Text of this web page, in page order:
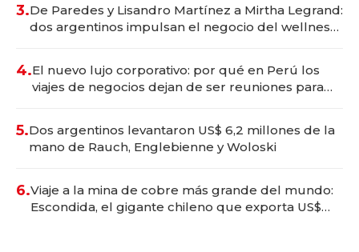
3.De Paredes y Lisandro Martínez a Mirtha Legrand:
dos argentinos impulsan el negocio del wellness
4.El nuevo lujo corporativo: por qué en Perú los
viajes de negocios dejan de ser reuniones para
5.Dos argentinos levantaron US$ 6,2 millones de la
mano de Rauch, Englebienne y Woloski
6.Viaje a la mina de cobre más grande del mundo:
Escondida, el gigante chileno que exporta US$